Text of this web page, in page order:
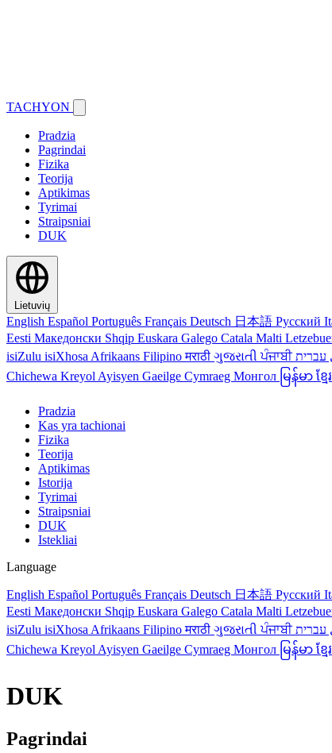
TACHYON
Pradzia
Pagrindai
Fizika
Teorija
Aptikimas
Tyrimai
Straipsniai
DUK
Lietuvių
English Español Português Français Deutsch 日本語 Русский
Eesti Македонски Shqip Euskara Galego Catala Malti
isiZulu isiXhosa Afrikaans Filipinoमराठी ગુજરાતીਪੰਜਾਬੀ
Chichewa Kreyol Ayisyen Gaeilge Cymraeg Монгол မြန်မာ ខ្មែរ
Pradzia
Kas yra tachionai
Fizika
Teorija
Aptikimas
Istorija
Tyrimai
Straipsniai
DUK
Istekliai
Language
English Español Português Français Deutsch 日本語 Русский
Eesti Македонски Shqip Euskara Galego Catala Malti
isiZulu isiXhosa Afrikaans Filipinoमराठी ગુજરાતીਪੰਜਾਬੀ
Chichewa Kreyol Ayisyen Gaeilge Cymraeg Монгол မြန်မာ ខ្មែរ
DUK
Pagrindai